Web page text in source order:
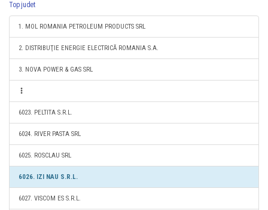
Top judet
1. MOL ROMANIA PETROLEUM PRODUCTS SRL
2. DISTRIBUŢIE ENERGIE ELECTRICĂ ROMANIA S.A.
3. NOVA POWER & GAS SRL
6023. PELTITA S.R.L.
6024. RIVER PASTA SRL
6025. ROSCLAU SRL
6026. IZI NAU S.R.L.
6027. VISCOM ES S.R.L.